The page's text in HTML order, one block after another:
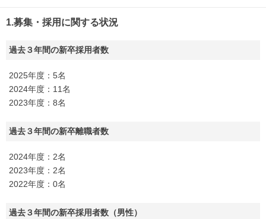
1.募集・採用に関する状況
過去３年間の新卒採用者数
2025年度：5名
2024年度：11名
2023年度：8名
過去３年間の新卒離職者数
2024年度：2名
2023年度：2名
2022年度：0名
過去３年間の新卒採用者数（男性）